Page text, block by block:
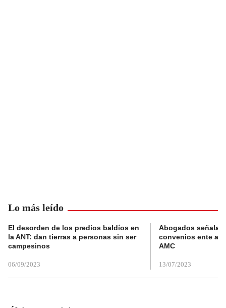
Lo más leído
El desorden de los predios baldíos en
la ANT: dan tierras a personas sin ser
campesinos
06/09/2023
Abogados
convenios ente
AMC
13/07/2023